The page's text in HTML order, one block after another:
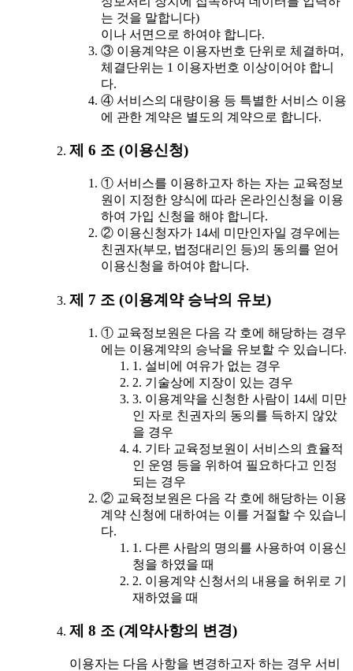
는 것을 말합니다)
이나 서면으로 하여야 합니다.
③ 이용계약은 이용자번호 단위로 체결하며,
체결단위는 1 이용자번호 이상이어야 합니
다.
④ 서비스의 대량이용 등 특별한 서비스 이용
에 관한 계약은 별도의 계약으로 합니다.
제 6 조 (이용신청)
① 서비스를 이용하고자 하는 자는 교육정보
원이 지정한 양식에 따라 온라인신청을 이용
하여 가입 신청을 해야 합니다.
② 이용신청자가 14세 미만인자일 경우에는
친권자(부모, 법정대리인 등)의 동의를 얻어
이용신청을 하여야 합니다.
제 7 조 (이용계약 승낙의 유보)
① 교육정보원은 다음 각 호에 해당하는 경우
에는 이용계약의 승낙을 유보할 수 있습니다.
1. 설비에 여유가 없는 경우
2. 기술상에 지장이 있는 경우
3. 이용계약을 신청한 사람이 14세 미만
인 자로 친권자의 동의를 득하지 않았
을 경우
4. 기타 교육정보원이 서비스의 효율적
인 운영 등을 위하여 필요하다고 인정
되는 경우
② 교육정보원은 다음 각 호에 해당하는 이용
계약 신청에 대하여는 이를 거절할 수 있습니
다.
1. 다른 사람의 명의를 사용하여 이용신
청을 하였을 때
2. 이용계약 신청서의 내용을 허위로 기
재하였을 때
제 8 조 (계약사항의 변경)
이용자는 다음 사항을 변경하고자 하는 경우 서비